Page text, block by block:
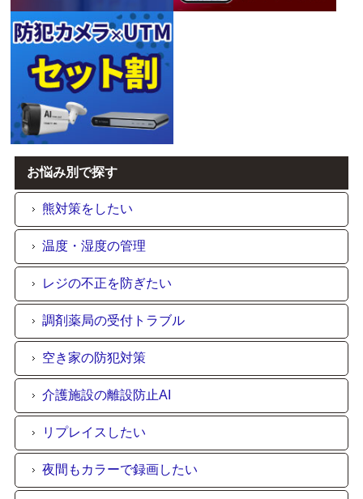
お悩み別で探す
熊対策をしたい
温度・湿度の管理
レジの不正を防ぎたい
調剤薬局の受付トラブル
空き家の防犯対策
介護施設の離設防止AI
リプレイスしたい
夜間もカラーで録画したい